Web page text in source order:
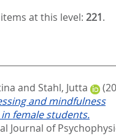
at this level: 221.
and Stahl, Jutta
and mindfulness
female students.
Journal of